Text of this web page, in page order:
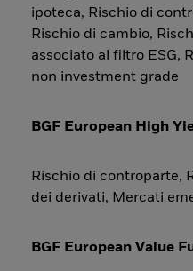
ipoteca, Rischio di
Rischio di cambio,
associato al filtro ESG,
non investment grade
BGF European High
Rischio di controparte,
dei derivati, Mercati
BGF European Value